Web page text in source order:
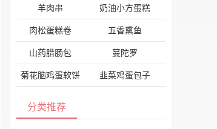
羊肉串 奶油小方蛋糕
肉松蛋糕卷 五香熏鱼
山药腊肠包 蔓陀罗
菊花脑鸡蛋软饼 韭菜鸡蛋包子
分类推荐